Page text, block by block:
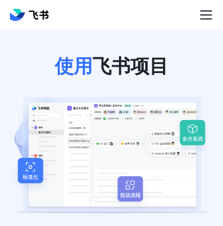
使用飞书项目